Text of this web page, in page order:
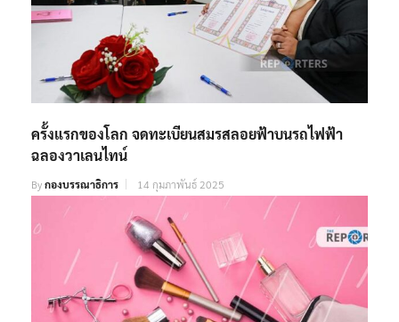
ครั้งแรกของโลก จดทะเบียนสมรสลอยฟ้าบนรถไฟฟ้า
ฉลองวาเลนไทน์
Byกองบรรณาธิการ 14 กุมภาพันธ์ 2025